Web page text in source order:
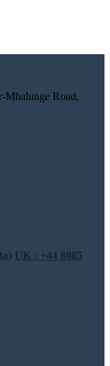
Mhalunge Road,
UK : +44 8085